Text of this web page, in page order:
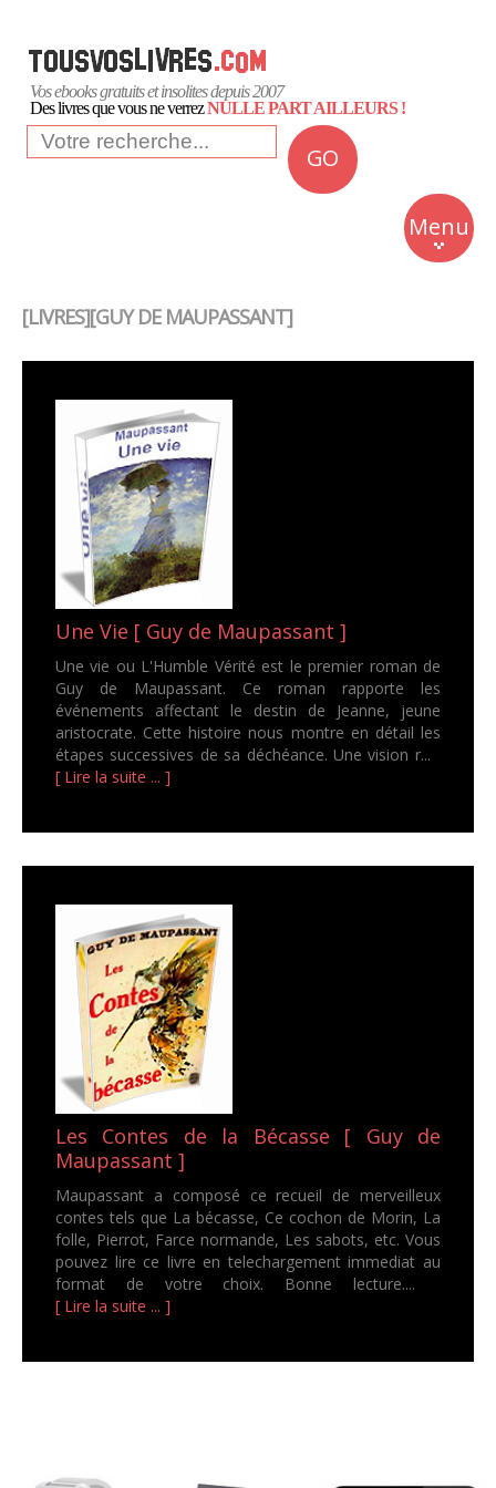
Vos ebooks gratuits et insolites depuis 2007
Des livres que vous ne verrezNULLE PART AILLEURS !
GO
Menu
Insolite
Business
[LIVRES][GUY DE MAUPASSANT]
Une Vie [ Guy de Maupassant ]
Une vie ou L'Humble Vérité est le premier roman de
Guy de Maupassant. Ce roman rapporte les
événements affectant le destin de Jeanne, jeune
aristocrate. Cette histoire nous montre en détail les
étapes successives de sa déchéance. Une vision r...
[ Lire la suite ... ]
Les Contes de la Bécasse [ Guy de
Maupassant ]
Maupassant a composé ce recueil de merveilleux
contes tels que La bécasse, Ce cochon de Morin, La
folle, Pierrot, Farce normande, Les sabots, etc. Vous
pouvez lire ce livre en telechargement immediat au
format de votre choix. Bonne lecture....
[ Lire la suite ... ]